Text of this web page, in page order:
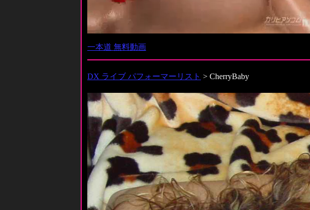
一本道 無料動画
DX ライブ パフォーマーリスト > CherryBaby